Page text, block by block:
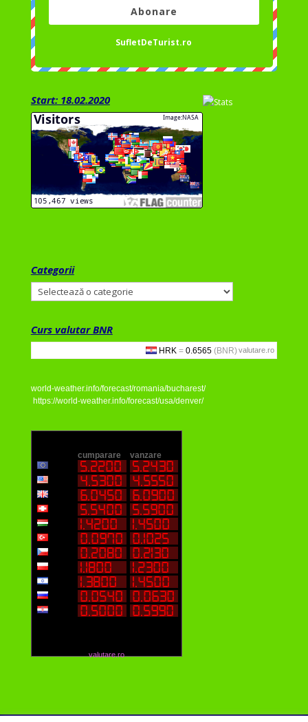
Abonare
SufletDeTurist.ro
Start: 18.02.2020
Categorii
Categorii
Curs valutar BNR
valutare.ro
world-weather.info/forecast/romania/bucharest/
https://world-weather.info/forecast/usa/denver/
valutare.ro